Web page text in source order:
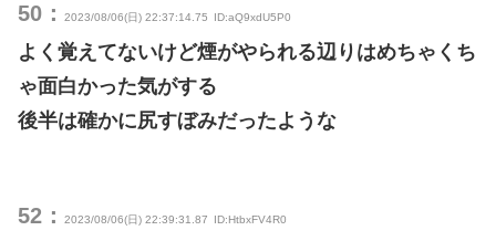
50： 2023/08/06(日) 22:37:14.75 ID:aQ9xdU5P0
よく覚えてないけど煙がやられる辺りはめちゃくち
ゃ面白かった気がする
後半は確かに尻すぼみだったような
52： 2023/08/06(日) 22:39:31.87 ID:HtbxFV4R0